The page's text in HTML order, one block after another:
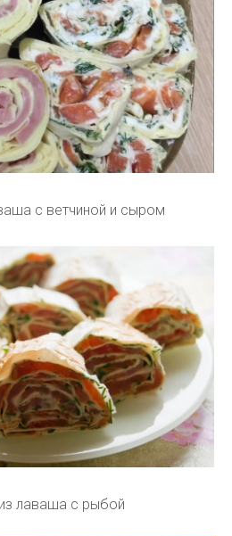
с ветчиной и сыром
лаваша с рыбой